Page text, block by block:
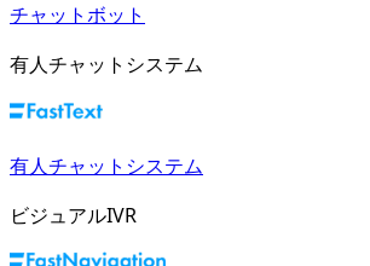
チャットボット
有人チャットシステム
有人チャットシステム
ビジュアルIVR